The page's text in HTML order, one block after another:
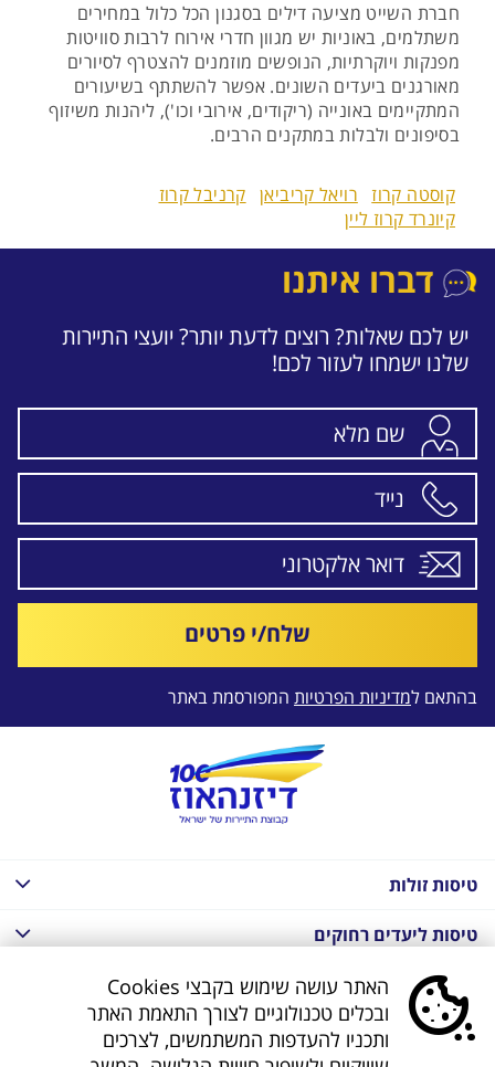
חברת השייט מציעה דילים בסגנון הכל כלול במחירים
משתלמים, באוניות יש מגוון חדרי אירוח לרבות סוויטות
מפנקות ויוקרתיות, הנופשים מוזמנים להצטרף לסיורים
מאורגנים ביעדים השונים. אפשר להשתתף בשיעורים
המתקיימים באונייה (ריקודים, אירובי וכו'), ליהנות משיזוף
בסיפונים ולבלות במתקנים הרבים.
קוסטה קרוז רויאל קריביאן קרניבל קרוז
קיונרד קרוז ליין
דברו איתנו
יש לכם שאלות? רוצים לדעת יותר? יועצי התיירות
שלנו ישמחו לעזור לכם!
שלח/י פרטים
בהתאם למדיניות הפרטיות המפורסמת באתר
טיסות זולות
טיסות ליעדים רחוקים
חבילות נופש בחו"ל
חבילות נופש בחו"ל
האתר עושה שימוש בקבצי Cookies
ובכלים טכנולוגיים לצורך התאמת האתר
ותכניו להעדפות המשתמשים, לצרכים